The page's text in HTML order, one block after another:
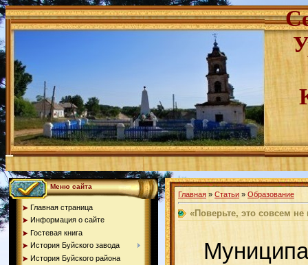
Меню сайта
Главная страница
Информация о сайте
Гостевая книга
История Буйского завода
История Буйского района
Главная » Статьи » Образование
«Поверьте, это совсем не